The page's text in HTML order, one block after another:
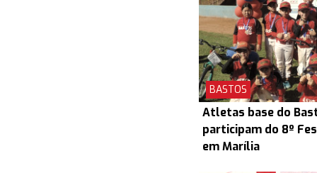
BASTOS
Atletas base do
participam do 8º
em Marília